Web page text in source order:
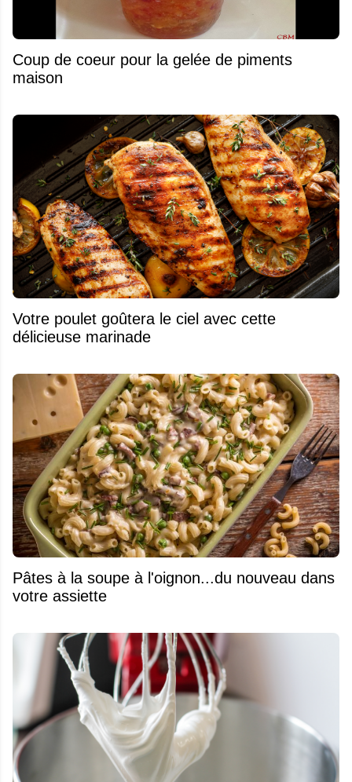
Coup de coeur pour la gelée de piments
maison
Votre poulet goûtera le ciel avec cette
délicieuse marinade
Pâtes à la soupe à l'oignon...du nouveau dans
votre assiette